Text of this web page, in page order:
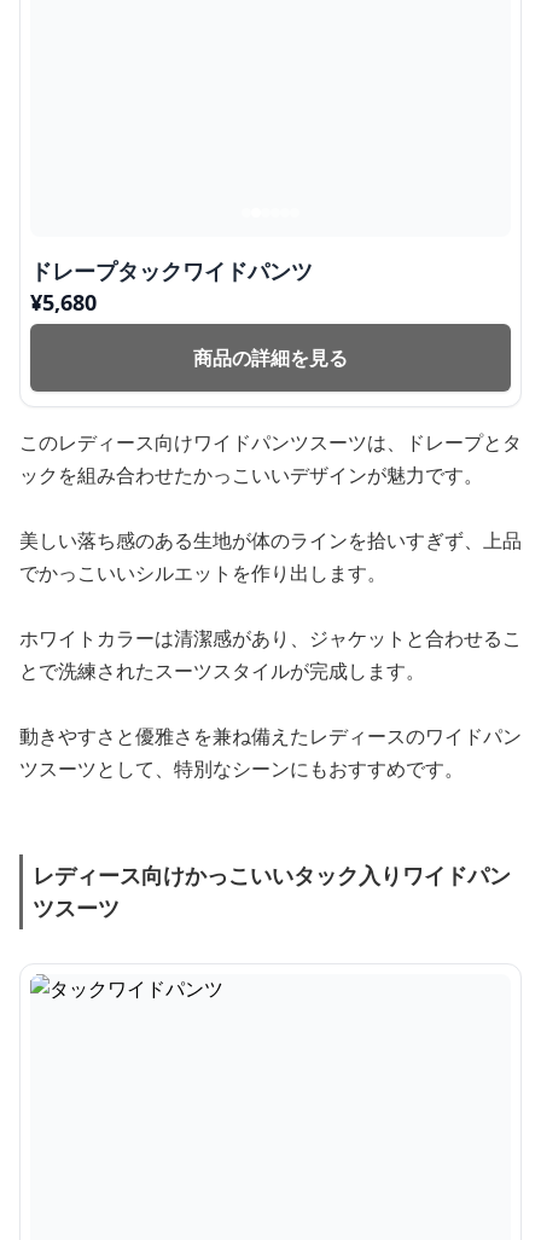
ドレープタックワイドパンツ
¥5,680
商品の詳細を見る
このレディース向けワイドパンツスーツは、ドレープとタ
ックを組み合わせたかっこいいデザインが魅力です。
美しい落ち感のある生地が体のラインを拾いすぎず、上品
でかっこいいシルエットを作り出します。
ホワイトカラーは清潔感があり、ジャケットと合わせるこ
とで洗練されたスーツスタイルが完成します。
動きやすさと優雅さを兼ね備えたレディースのワイドパン
ツスーツとして、特別なシーンにもおすすめです。
レディース向けかっこいいタック入りワイドパン
ツスーツ